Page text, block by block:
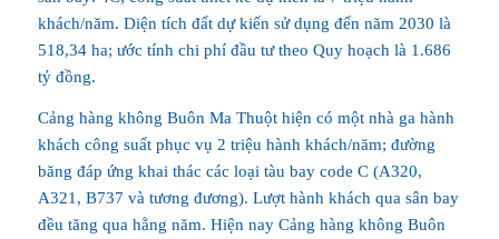
khách/năm. Diện tích đất dự kiến sử dụng đến năm 2030 là
518,34 ha; ước tính chi phí đầu tư theo Quy hoạch là 1.686
tỷ đồng.
Cảng hàng không Buôn Ma Thuột hiện có một nhà ga hành
khách công suất phục vụ 2 triệu hành khách/năm; đường
băng đáp ứng khai thác các loại tàu bay code C (A320,
A321, B737 và tương đương). Lượt hành khách qua sân bay
đều tăng qua hằng năm. Hiện nay Cảng hàng không Buôn